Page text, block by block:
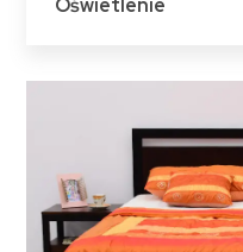
Oświetlenie